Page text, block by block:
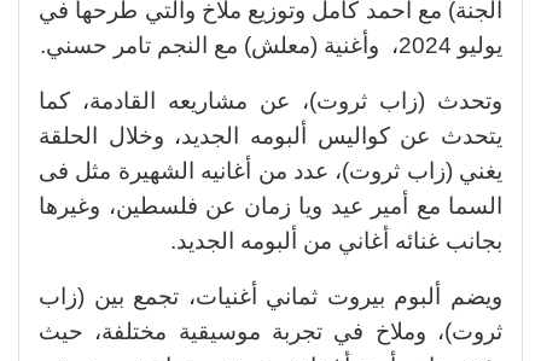
الجنة) مع أحمد كامل وتوزيع ملاخ والتي طرحها في
يوليو 2024، وأغنية (معلش) مع النجم تامر حسني.
وتحدث (زاب ثروت)، عن مشاريعه القادمة، كما
يتحدث عن كواليس ألبومه الجديد، وخلال الحلقة
يغني (زاب ثروت)، عدد من أغانيه الشهيرة مثل فى
السما مع أمير عيد ويا زمان عن فلسطين، وغيرها
بجانب غنائه أغاني من ألبومه الجديد.
ويضم ألبوم بيروت ثماني أغنيات، تجمع بين (زاب
ثروت)، وملاخ في تجربة موسيقية مختلفة، حيث